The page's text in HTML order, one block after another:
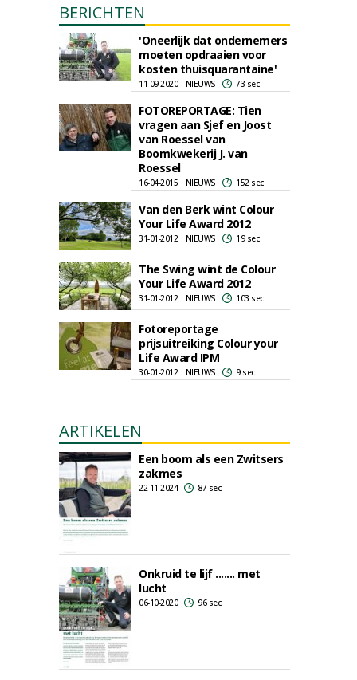
BERICHTEN
'Oneerlijk dat ondernemers
moeten opdraaien voor
kosten thuisquarantaine'
11-09-2020 | NIEUWS 73 sec
FOTOREPORTAGE: Tien
vragen aan Sjef en Joost
van Roessel van
Boomkwekerij J. van
Roessel
16-04-2015 | NIEUWS 152 sec
Van den Berk wint Colour
Your Life Award 2012
31-01-2012 | NIEUWS 19 sec
The Swing wint de Colour
Your Life Award 2012
31-01-2012 | NIEUWS 103 sec
Fotoreportage
prijsuitreiking Colour your
Life Award IPM
30-01-2012 | NIEUWS 9 sec
ARTIKELEN
Een boom als een Zwitsers
zakmes
22-11-2024 87 sec
Onkruid te lijf ....... met
lucht
06-10-2020 96 sec